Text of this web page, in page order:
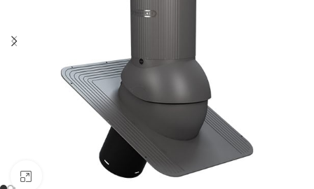
Click to enlarge